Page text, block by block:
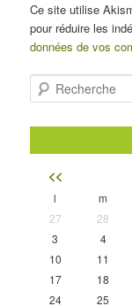
Ce site utilise
pour réduire les
données de vos
Recherche
<<
l m
27
28
3
4
10
11
17
18
24
25